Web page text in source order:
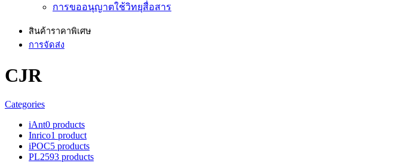
การขออนุญาตใช้วิทยุสื่อสาร
สินค้าราคาพิเศษ
การจัดส่ง
CJR
Categories
iAnt0 products
Inrico1 product
iPOC5 products
PL2593 products